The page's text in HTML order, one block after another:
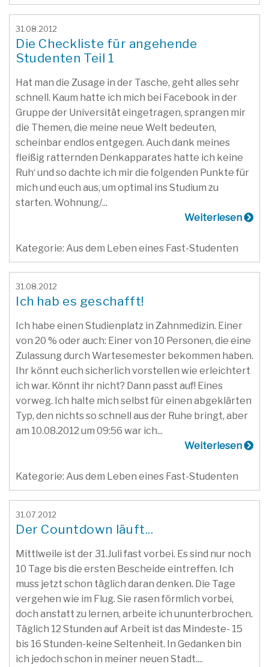
31.08.2012
Die Checkliste für angehende
Studenten Teil 1
Hat man die Zusage in der Tasche, geht alles sehr
schnell. Kaum hatte ich mich bei Facebook in der
Gruppe der Universität eingetragen, sprangen mir
die Themen, die meine neue Welt bedeuten,
scheinbar endlos entgegen. Auch dank meines
fleißig ratternden Denkapparates hatte ich keine
Ruh‘ und so dachte ich mir die folgenden Punkte für
mich und euch aus, um optimal ins Studium zu
starten. Wohnung/...
Weiterlesen
Kategorie: Aus dem Leben eines Fast-Studenten
31.08.2012
Ich hab es geschafft!
Ich habe einen Studienplatz in Zahnmedizin. Einer
von 20 % oder auch: Einer von 10 Personen, die eine
Zulassung durch Wartesemester bekommen haben.
Ihr könnt euch sicherlich vorstellen wie erleichtert
ich war. Könnt ihr nicht? Dann passt auf! Eines
vorweg. Ich halte mich selbst für einen abgeklärten
Typ, den nichts so schnell aus der Ruhe bringt, aber
am 10.08.2012 um 09:56 war ich...
Weiterlesen
Kategorie: Aus dem Leben eines Fast-Studenten
31.07.2012
Der Countdown läuft...
Mittlweile ist der 31.Juli fast vorbei. Es sind nur noch
10 Tage bis die ersten Bescheide eintreffen. Ich
muss jetzt schon täglich daran denken. Die Tage
vergehen wie im Flug. Sie rasen förmlich vorbei,
doch anstatt zu lernen, arbeite ich ununterbrochen.
Täglich 12 Stunden auf Arbeit ist das Mindeste- 15
bis 16 Stunden-keine Seltenheit. In Gedanken bin
ich jedoch schon in meiner neuen Stadt....